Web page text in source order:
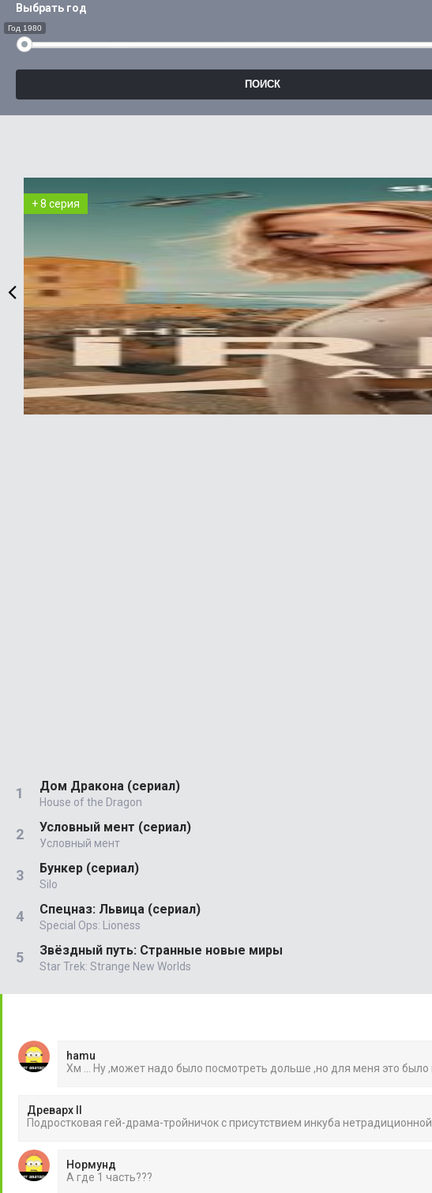
Выбрать год
Год 1980
+ 8 серия
Дом Дракона (сериал)
House of the Dragon
Условный мент (сериал)
Условный мент
Бункер (сериал)
Silo
Спецназ: Львица (сериал)
Special Ops: Lioness
Звёздный путь: Странные новые миры
Star Trek: Strange New Worlds
hamu
Хм ... Ну ,может надо было посмотреть дольше ,но для меня это было
Древарх II
Подростковая гей-драма-тройничок с присутствием инкуба
Нормунд
А где 1 часть???